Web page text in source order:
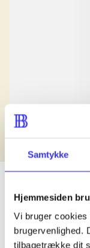
Samtykke
Hjemmesiden
Vi bruger
brugervenlighed.
tilbagetrække dit
lorem
Udgivet i undefined.